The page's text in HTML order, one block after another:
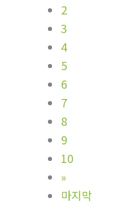
2
3
4
5
6
7
8
9
10
»
마지막